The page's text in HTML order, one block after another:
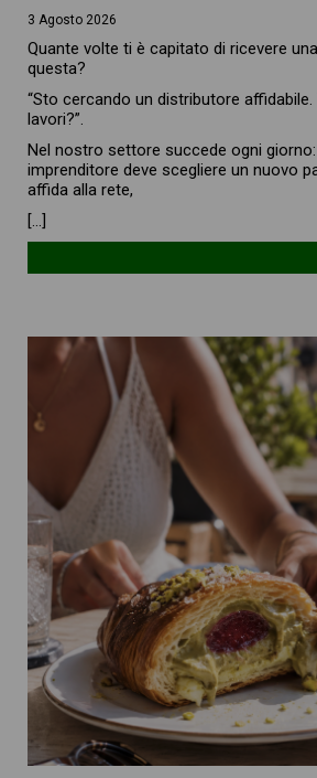
3 Agosto 2026
Quante volte ti è capitato di ricevere
questa?
“Sto cercando un distributore affidabile.
lavori?”.
Nel nostro settore succede ogni
imprenditore deve scegliere un nuovo
affida alla rete,
[…]